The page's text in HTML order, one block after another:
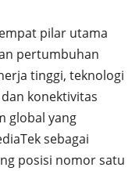
pilar utama
pertumbuhan
tinggi, teknologi
konektivitas
global yang
sebagai
posisi nomor satu